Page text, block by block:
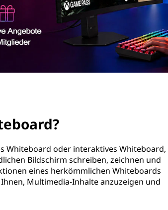
Whiteboard oder interaktives Whiteboard,
Bildschirm schreiben, zeichnen und
eines herkömmlichen Whiteboards
Multimedia-Inhalte anzuzeigen und